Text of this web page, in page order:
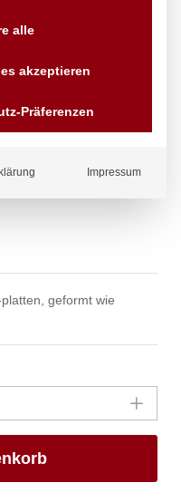
Fine Dine,
geformt wie
alle
akzeptieren
Präferenzen
Impressum